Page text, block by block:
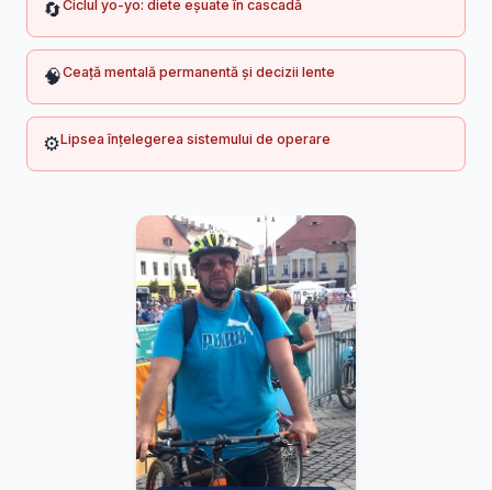
🔄Ciclul yo-yo: diete eșuate în cascadă
🧠Ceață mentală permanentă și decizii lente
⚙️Lipsea înțelegerea sistemului de operare